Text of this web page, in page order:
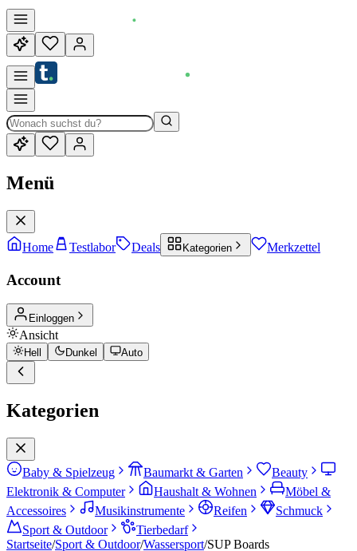
Menü
Home Testlabor Deals Kategorien Merkzettel
Account
Einloggen
Ansicht
Hell Dunkel Auto
Kategorien
Baby & Spielzeug Baumarkt & Garten
Beauty
Elektronik & Computer
Haushalt & Wohnen
Möbel &
Accessoires
Musikinstrumente Reifen
Schmuck
Sport & Outdoor
Tierbedarf
Startseite/Sport & Outdoor/Wassersport/SUP Boards